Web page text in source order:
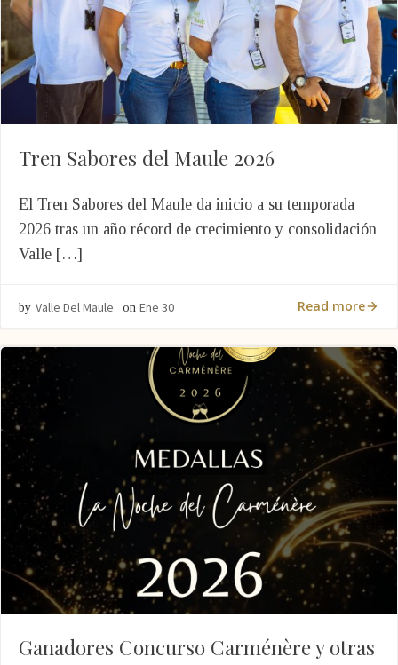
Tren Sabores del Maule 2026
El Tren Sabores del Maule da inicio a su temporada
2026 tras un año récord de crecimiento y consolidación
Valle […]
by Valle Del Maule on Ene 30 Read more
Ganadores Concurso Carménère y otras